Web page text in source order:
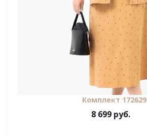
Комплект 172629
8 699 руб.